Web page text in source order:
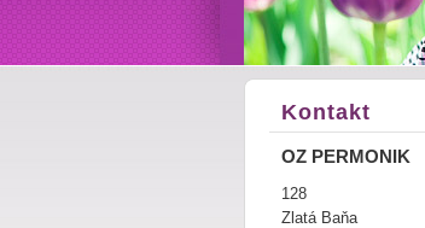
Kontakt
OZ PERMONIK
128
Zlatá Baňa